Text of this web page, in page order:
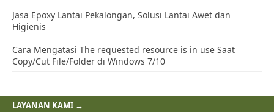
Jasa Epoxy Lantai Pekalongan, Solusi Lantai Awet dan
Higienis
Cara Mengatasi The requested resource is in use Saat
Copy/Cut File/Folder di Windows 7/10
LAYANAN KAMI →